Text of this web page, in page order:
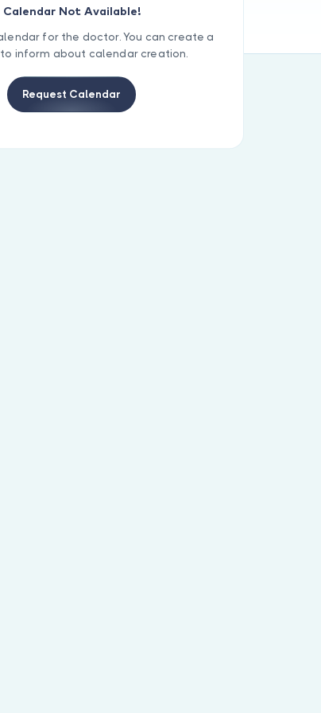
Calendar Not Available!
for the doctor. You can create a
inform about calendar creation.
Request Calendar